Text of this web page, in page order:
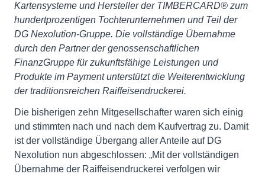
Kartensysteme und Hersteller der TIMBERCARD® zum
hundertprozentigen Tochter­unternehmen und Teil der
DG Nexolution-Gruppe. Die vollständige Über­nahme
durch den Partner der genossenschaftlichen
FinanzGruppe für zukunftsfähige Leistungen und
Produkte im Payment unterstützt die Weiterentwicklung
der traditionsreichen Raiffeisendruckerei.
Die bisherigen zehn Mitgesellschafter waren sich einig
und stimmten nach und nach dem Kaufvertrag zu. Damit
ist der vollständige Übergang aller Anteile auf DG
Nexolution nun abgeschlossen: „Mit der vollständigen
Übernahme der Raiffeisendruckerei verfolgen wir